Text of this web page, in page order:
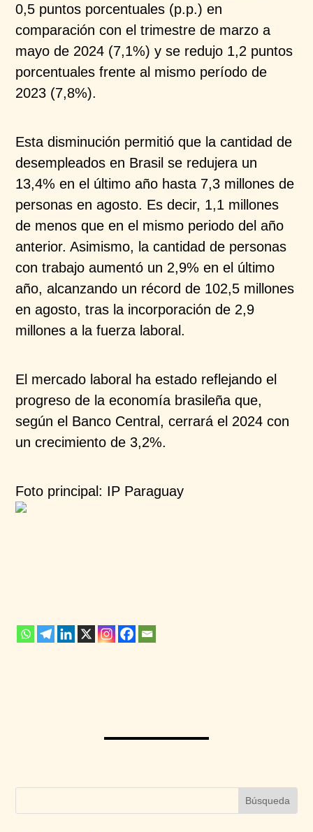
0,5 puntos porcentuales (p.p.) en
comparación con el trimestre de marzo a
mayo de 2024 (7,1%) y se redujo 1,2 puntos
porcentuales frente al mismo período de
2023 (7,8%).​
Esta disminución permitió que la cantidad de
desempleados en Brasil se redujera un
13,4% en el último año hasta 7,3 millones de
personas en agosto. Es decir, 1,1 millones
de menos que en el mismo periodo del año
anterior. Asimismo, la cantidad de personas
con trabajo aumentó un 2,9% en el último
año, alcanzando un récord de 102,5 millones
en agosto, tras la incorporación de 2,9
millones a la fuerza laboral.​
El mercado laboral ha estado reflejando el
progreso de la economía brasileña que,
según el Banco Central, cerrará el 2024 con
un crecimiento de 3,2%.
Foto principal: IP Paraguay